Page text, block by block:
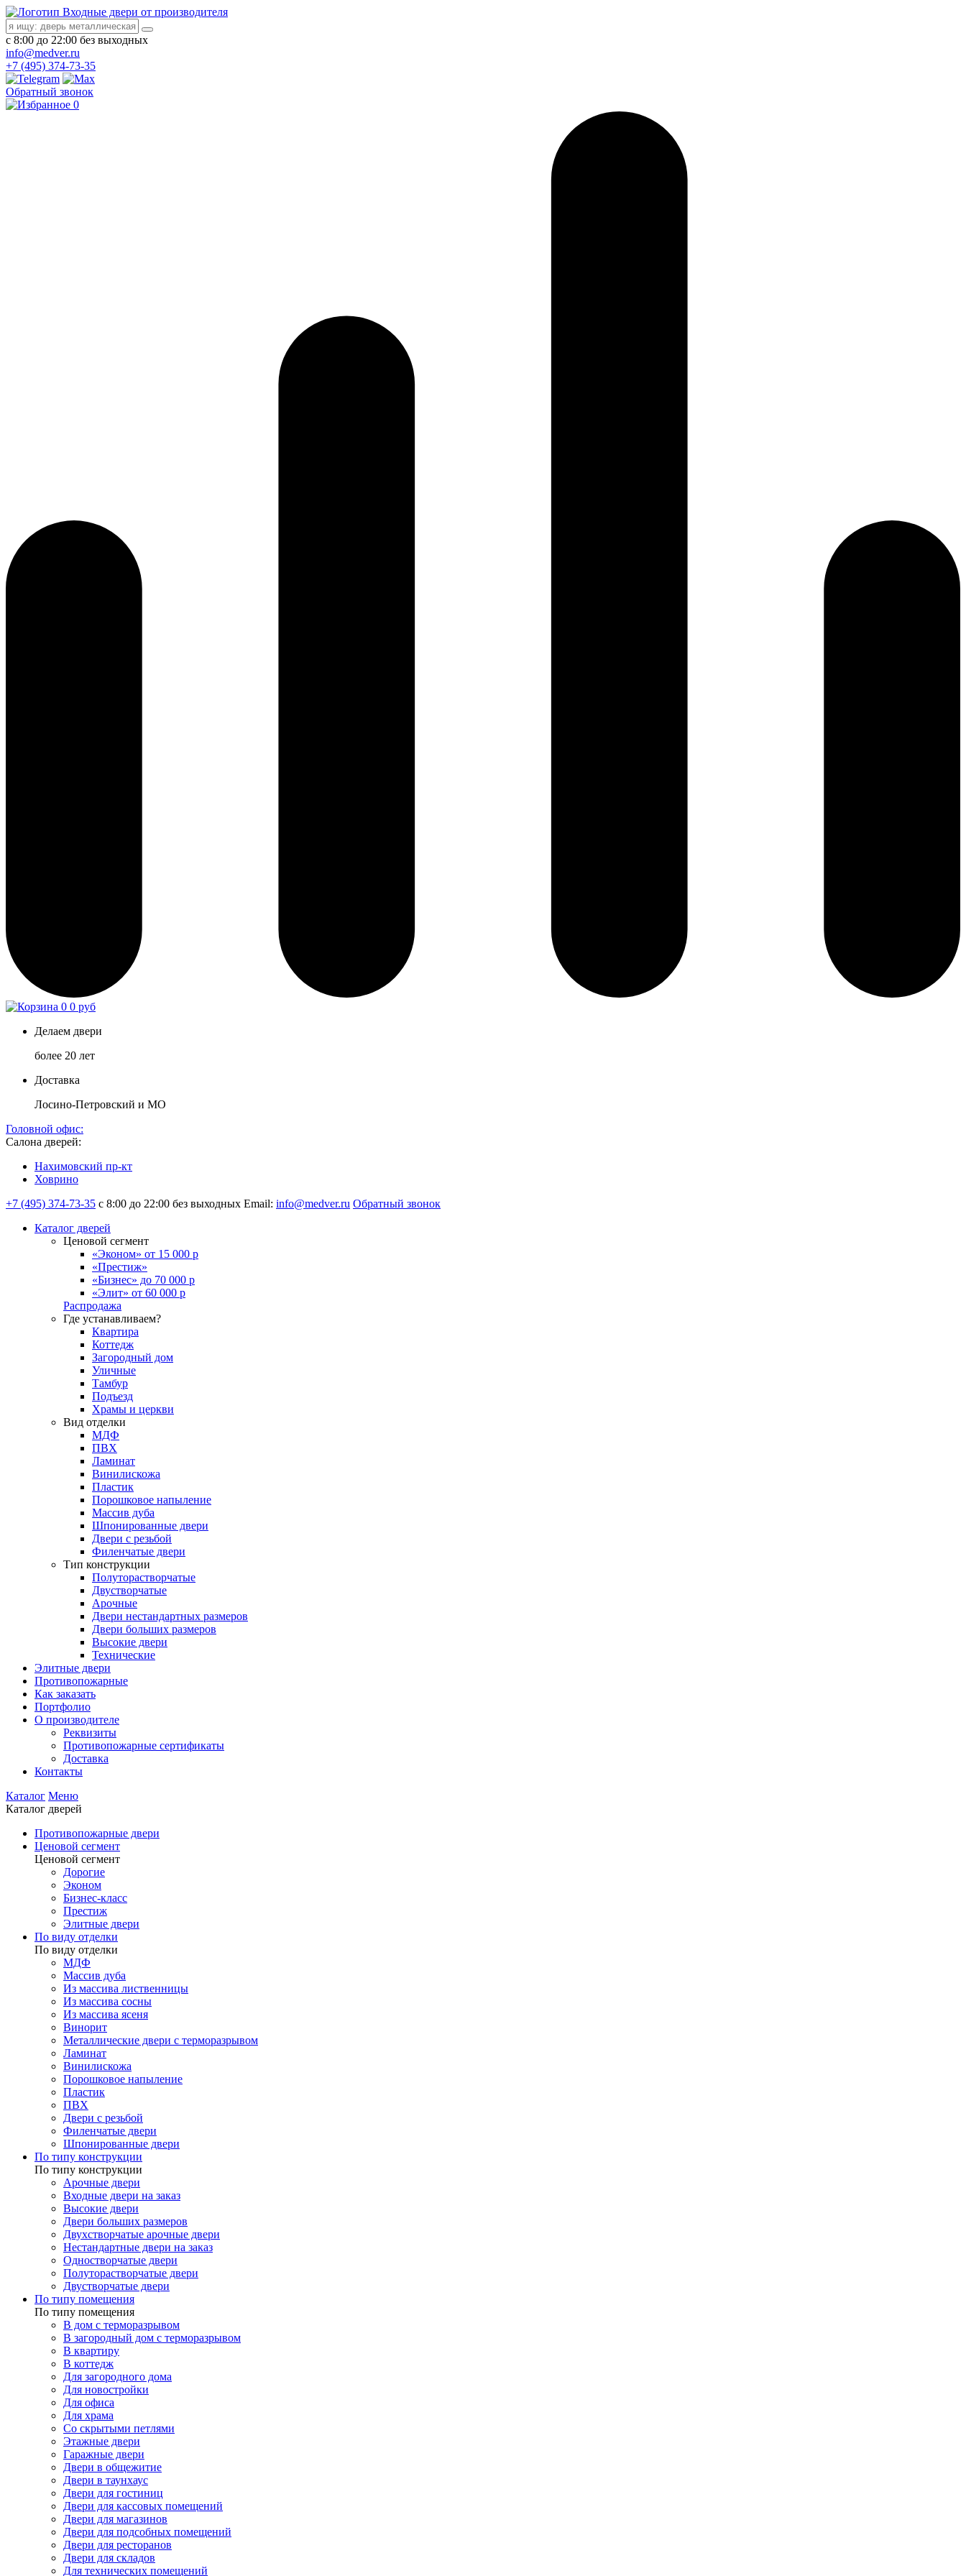
Входные двери от производителя
с 8:00 до 22:00 без выходных
info@medver.ru
+7 (495) 374-73-35
Обратный звонок
0
0 0 руб
Делаем двери
более 20 лет
Доставка
Лосино-Петровский и МО
Головной офис:
Салона дверей:
Нахимовский пр-кт
Ховрино
+7 (495) 374-73-35 с 8:00 до 22:00 без выходных Email: info@medver.ru Обратный звонок
Каталог дверей
Ценовой сегмент
«Эконом» от 15 000 р
«Престиж»
«Бизнес» до 70 000 р
«Элит» от 60 000 р
Распродажа
Где устанавливаем?
Квартира
Коттедж
Загородный дом
Уличные
Тамбур
Подъезд
Храмы и церкви
Вид отделки
МДФ
ПВХ
Ламинат
Винилискожа
Пластик
Порошковое напыление
Массив дуба
Шпонированные двери
Двери с резьбой
Филенчатые двери
Тип конструкции
Полуторастворчатые
Двустворчатые
Арочные
Двери нестандартных размеров
Двери больших размеров
Высокие двери
Технические
Элитные двери
Противопожарные
Как заказать
Портфолио
О производителе
Реквизиты
Противопожарные сертификаты
Доставка
Контакты
Каталог Меню
Каталог дверей
Противопожарные двери
Ценовой сегмент
Ценовой сегмент
Дорогие
Эконом
Бизнес-класс
Престиж
Элитные двери
По виду отделки
По виду отделки
МДФ
Массив дуба
Из массива лиственницы
Из массива сосны
Из массива ясеня
Винорит
Металлические двери с терморазрывом
Ламинат
Винилискожа
Порошковое напыление
Пластик
ПВХ
Двери с резьбой
Филенчатые двери
Шпонированные двери
По типу конструкции
По типу конструкции
Арочные двери
Входные двери на заказ
Высокие двери
Двери больших размеров
Двухстворчатые арочные двери
Нестандартные двери на заказ
Одностворчатые двери
Полуторастворчатые двери
Двустворчатые двери
По типу помещения
По типу помещения
В дом с терморазрывом
В загородный дом с терморазрывом
В квартиру
В коттедж
Для загородного дома
Для новостройки
Для офиса
Для храма
Со скрытыми петлями
Этажные двери
Гаражные двери
Двери в общежитие
Двери в таунхаус
Двери для гостиниц
Двери для кассовых помещений
Двери для магазинов
Двери для подсобных помещений
Двери для ресторанов
Двери для складов
Для технических помещений